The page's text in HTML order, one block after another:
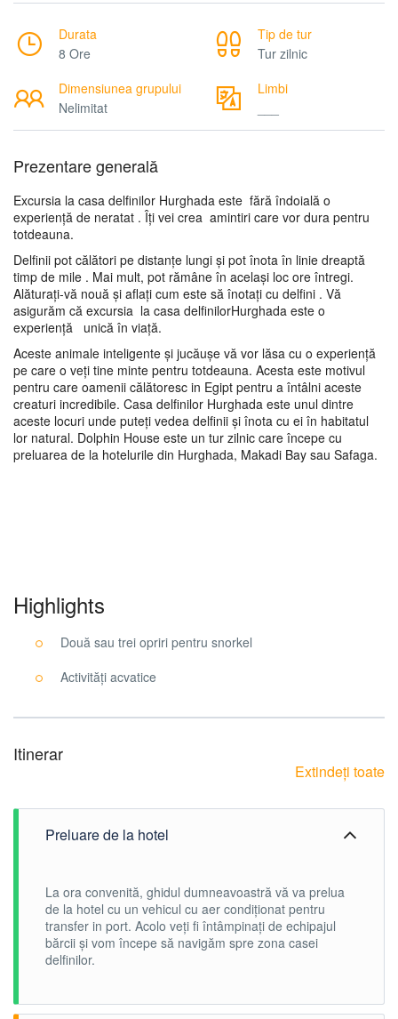
Durata
8 Ore
Tip de tur
Tur zilnic
Dimensiunea grupului
Nelimitat
Limbi
Prezentare generală
Excursia la casa delfinilor Hurghada este fără îndoială o
experiență de neratat . Îți vei crea amintiri care vor dura pentru
totdeauna.
Delfinii pot călători pe distanțe lungi și pot înota în linie dreaptă
timp de mile . Mai mult, pot rămâne în același loc ore întregi.
Alăturați-vă nouă și aflați cum este să înotați cu delfini . Vă
asigurăm că excursia la casa delfinilorHurghada este o
experiență unică în viață.
Aceste animale inteligente și jucăușe vă vor lăsa cu o experiență
pe care o veți tine minte pentru totdeauna. Acesta este motivul
pentru care oamenii călătoresc in Egipt pentru a întâlni aceste
creaturi incredibile. Casa delfinilor Hurghada este unul dintre
aceste locuri unde puteți vedea delfinii și înota cu ei în habitatul
lor natural. Dolphin House este un tur zilnic care începe cu
preluarea de la hotelurile din Hurghada, Makadi Bay sau Safaga.
Highlights
Două sau trei opriri pentru snorkel
Activități acvatice
Itinerar
Extindeți toate
Preluare de la hotel
La ora convenită, ghidul dumneavoastră vă va prelua
de la hotel cu un vehicul cu aer condiționat pentru
transfer in port. Acolo veți fi întâmpinați de echipajul
bărcii și vom începe să navigăm spre zona casei
delfinilor.